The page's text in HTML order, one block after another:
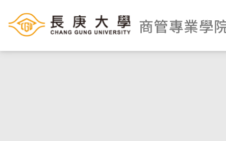
商管專業學